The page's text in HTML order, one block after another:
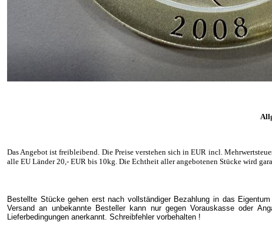
Das Angebot ist freibleibend. Die Preise verstehen sich in EUR incl.
alle EU Länder 20,- EUR bis 10kg. Die Echtheit aller angebotenen Stücke wird
Bestellte Stücke gehen erst nach vollständiger Bezahlung in das
Versand an unbekannte Besteller kann nur gegen Vorauskasse oder
Lieferbedingungen anerkannt. Schreibfehler vorbehalten !